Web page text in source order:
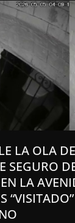
LA OLA
SEGURO
LA